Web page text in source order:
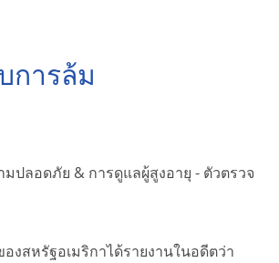
การล้ม
มปลอดภัย & การดูแลผู้สูงอายุ - ตัวตรวจ
งสหรัฐอเมริกาได้รายงานในอดีตว่า